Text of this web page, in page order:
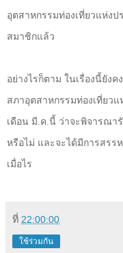
อุตสาหกรรมท่องเที่ยวแห่งป
สมาชิกแล้ว
อย่างไรก็ตาม ในเรื่องนี้ยัง
สภาอุตสาหกรรมท่องเที่ยว
เดือน มี.ค.นี้ ว่าจะพิจารณา
หรือไม่ และจะได้มีการสรร
เมื่อไร
ที่ 22:00:00
ใช้ร่วมกัน